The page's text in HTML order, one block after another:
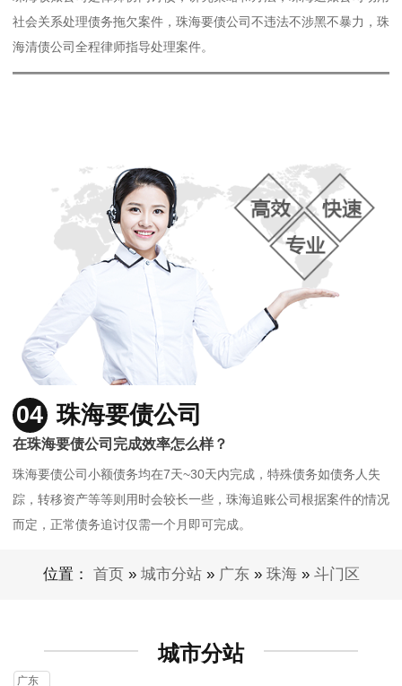
社会关系处理债务拖欠案件，珠海要债公司不违法不涉黑不暴力，珠
海清债公司全程律师指导处理案件。
04 珠海要债公司
在珠海要债公司完成效率怎么样？
珠海要债公司小额债务均在7天~30天内完成，特殊债务如债务人失
踪，转移资产等等则用时会较长一些，珠海追账公司根据案件的情况
而定，正常债务追讨仅需一个月即可完成。
位置： 首页 » 城市分站» 广东» 珠海» 斗门区
城市分站
广东